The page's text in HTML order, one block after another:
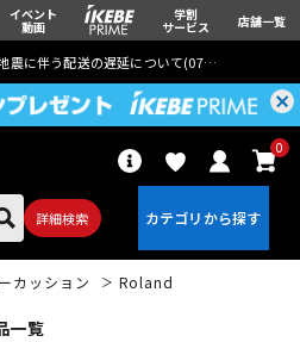
イベント
動画
学割
サービス 店舗一覧
震に伴う配送の遅延について(07月29日
詳細検索
0
カッション Roland
一覧